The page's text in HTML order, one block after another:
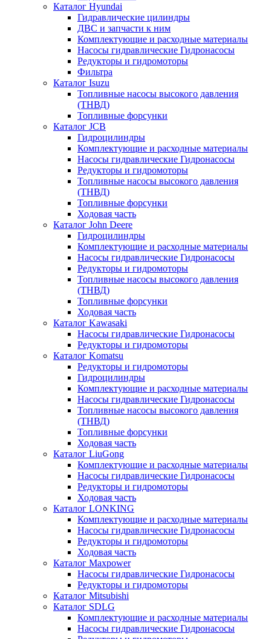
Каталог Hyundai
Гидравлические цилиндры
ДВС и запчасти к ним
Комплектующие и расходные материалы
Насосы гидравлические Гидронасосы
Редукторы и гидромоторы
Фильтра
Каталог Isuzu
Топливные насосы высокого давления
(ТНВД)
Топливные форсунки
Каталог JCB
Гидроцилиндры
Комплектующие и расходные материалы
Насосы гидравлические Гидронасосы
Редукторы и гидромоторы
Топливные насосы высокого давления
(ТНВД)
Топливные форсунки
Ходовая часть
Каталог John Deere
Гидроцилиндры
Комплектующие и расходные материалы
Насосы гидравлические Гидронасосы
Редукторы и гидромоторы
Топливные насосы высокого давления
(ТНВД)
Топливные форсунки
Ходовая часть
Каталог Kawasaki
Насосы гидравлические Гидронасосы
Редукторы и гидромоторы
Каталог Komatsu
Редукторы и гидромоторы
Гидроцилиндры
Комплектующие и расходные материалы
Насосы гидравлические Гидронасосы
Топливные насосы высокого давления
(ТНВД)
Топливные форсунки
Ходовая часть
Каталог LiuGong
Комплектующие и расходные материалы
Насосы гидравлические Гидронасосы
Редукторы и гидромоторы
Ходовая часть
Каталог LONKING
Комплектующие и расходные материалы
Насосы гидравлические Гидронасосы
Редукторы и гидромоторы
Ходовая часть
Каталог Maxpower
Насосы гидравлические Гидронасосы
Редукторы и гидромоторы
Каталог Mitsubishi
Каталог SDLG
Комплектующие и расходные материалы
Насосы гидравлические Гидронасосы